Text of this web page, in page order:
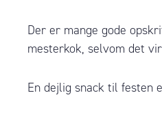
Der er mange gode
mesterkok, selvom det
En dejlig snack til festen